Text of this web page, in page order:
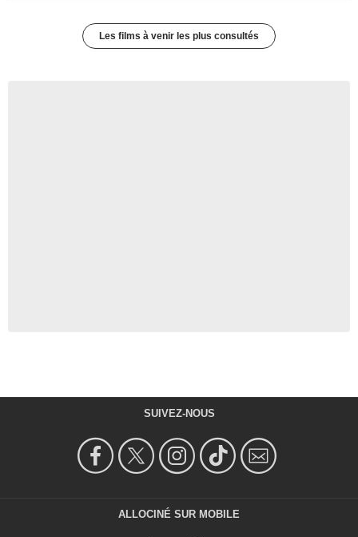
Les films à venir les plus consultés
SUIVEZ-NOUS
ALLOCINÉ SUR MOBILE